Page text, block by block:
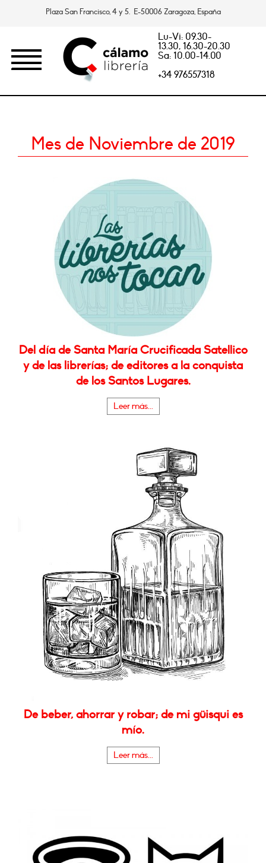
Plaza San Francisco, 4 y 5. E-50006 Zaragoza, España
Lu-Vi: 09.30-
13.30, 16.30-20.30
Sa: 10.00-14.00
+34 976557318
Mes de Noviembre de 2019
Del día de Santa María Crucificada Satellico
y de las librerías; de editores a la conquista
de los Santos Lugares.
Leer más...
De beber, ahorrar y robar; de mi güisqui es
mío.
Leer más...